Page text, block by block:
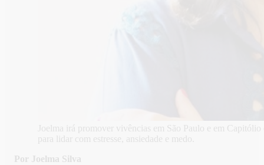
Joelma irá promover vivências em São Paulo e em
para lidar com estresse, ansiedade e medo.
Por Joelma Silva